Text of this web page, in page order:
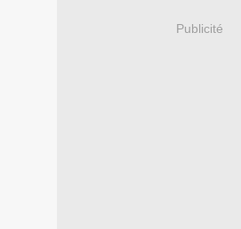
Publicité